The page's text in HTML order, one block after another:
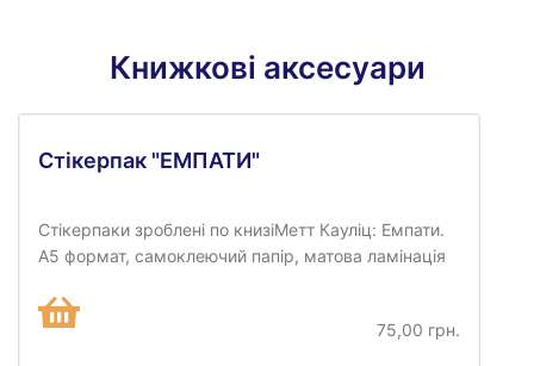
Книжкові аксесуари
Стікерпак "ЕМПАТИ"
Стікерпаки зроблені по книзіМетт Кауліц: Емпати.
А5 формат, самоклеючий папір, матова ламінація
75,00 грн.